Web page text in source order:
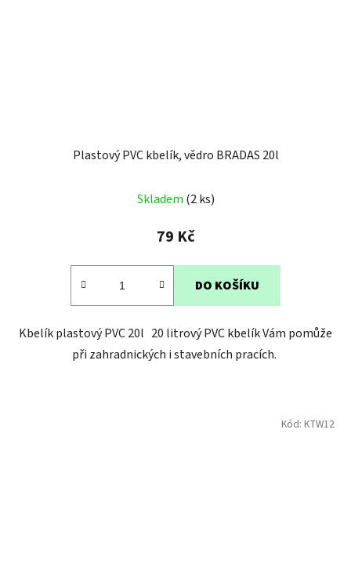
Plastový PVC kbelík, vědro BRADAS 20l
Skladem (2 ks)
79 Kč
DO KOŠÍKU
Kbelík plastový PVC 20l 20 litrový PVC kbelík Vám pomůže
při zahradnických i stavebních pracích.
Kód: KTW12